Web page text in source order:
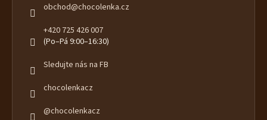
obchod@chocolenka.cz
+420 725 426 007
(Po–Pá 9:00–16:30)
Sledujte nás na FB
chocolenkacz
@chocolenkacz